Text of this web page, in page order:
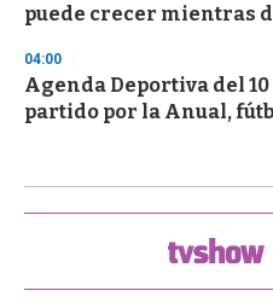
puede crecer mientras
04:00
Agenda Deportiva del
partido por la Anual,